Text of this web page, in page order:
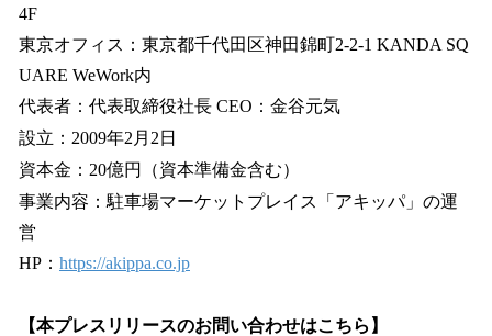
4F
東京オフィス：東京都千代田区神田錦町2-2-1 KANDA SQ
UARE WeWork内
代表者：代表取締役社長 CEO：金谷元気
設立：2009年2月2日
資本金：20億円（資本準備金含む）
事業内容：駐車場マーケットプレイス「アキッパ」の運
営
HP： https://akippa.co.jp
【本プレスリリースのお問い合わせはこちら】